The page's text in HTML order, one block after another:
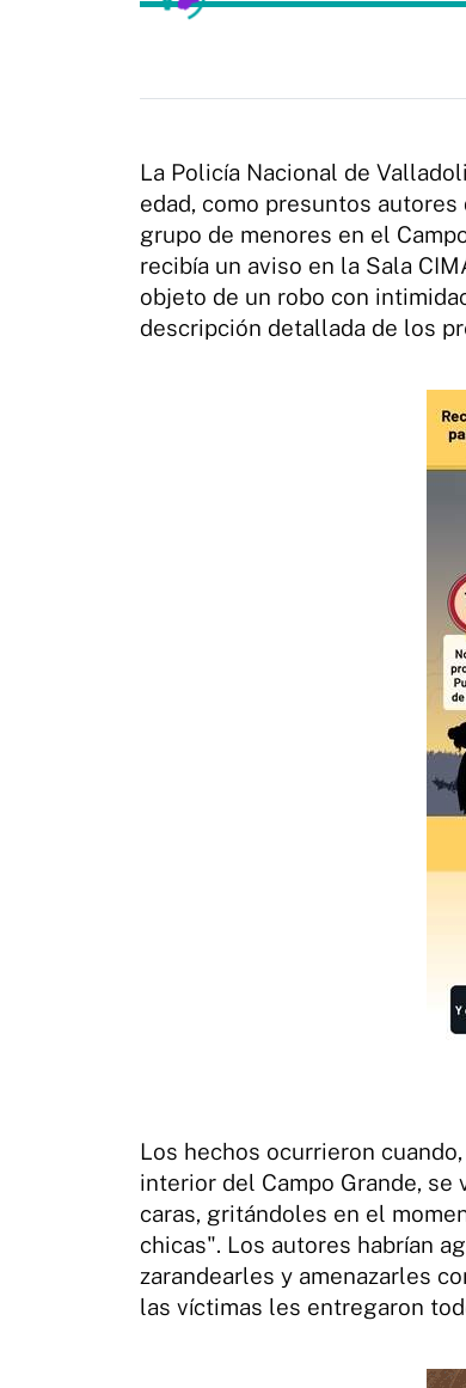
La Policía Nacional de
edad, como presuntos
grupo de menores en el
recibía un aviso en la Sala
objeto de un robo con
descripción detallada de los
Los hechos ocurrieron
interior del Campo Grande,
caras, gritándoles en el
chicas". Los autores habrían
zarandearles y amenazarles
las víctimas les entregaron